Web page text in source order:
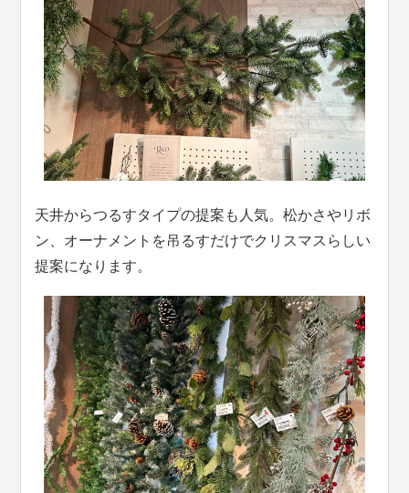
天井からつるすタイプの提案も人気。松かさやリボ
ン、オーナメントを吊るすだけでクリスマスらしい
提案になります。